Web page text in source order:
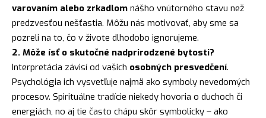
varovaním alebo zrkadlom nášho vnútorného stavu než
predzvesťou nešťastia. Môžu nás motivovať, aby sme sa
pozreli na to, čo v živote dlhodobo ignorujeme.
2. Môže ísť o skutočné nadprirodzené bytosti?
Interpretácia závisí od vašich osobných presvedčení.
Psychológia ich vysvetľuje najmä ako symboly nevedomých
procesov. Spirituálne tradície niekedy hovoria o duchoch či
energiách, no aj tie často chápu skôr symbolicky – ako